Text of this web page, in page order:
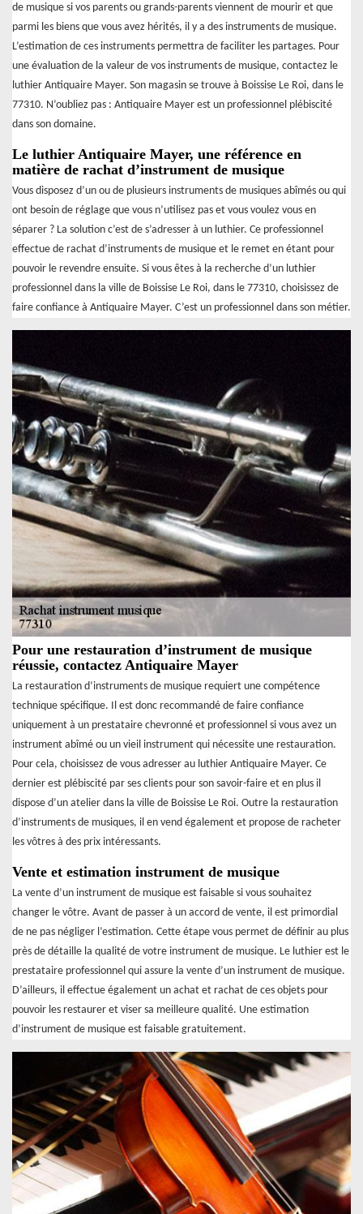
de musique si vos parents ou grands-parents viennent de mourir et que
parmi les biens que vous avez hérités, il y a des instruments de musique.
L’estimation de ces instruments permettra de faciliter les partages. Pour
une évaluation de la valeur de vos instruments de musique, contactez le
luthier Antiquaire Mayer. Son magasin se trouve à Boissise Le Roi, dans le
77310. N’oubliez pas : Antiquaire Mayer est un professionnel plébiscité
dans son domaine.
Le luthier Antiquaire Mayer, une référence en
matière de rachat d’instrument de musique
Vous disposez d’un ou de plusieurs instruments de musiques abîmés ou qui
ont besoin de réglage que vous n’utilisez pas et vous voulez vous en
séparer ? La solution c’est de s’adresser à un luthier. Ce professionnel
effectue de rachat d’instruments de musique et le remet en étant pour
pouvoir le revendre ensuite. Si vous êtes à la recherche d’un luthier
professionnel dans la ville de Boissise Le Roi, dans le 77310, choisissez de
faire confiance à Antiquaire Mayer. C’est un professionnel dans son métier.
Pour une restauration d’instrument de musique
réussie, contactez Antiquaire Mayer
La restauration d’instruments de musique requiert une compétence
technique spécifique. Il est donc recommandé de faire confiance
uniquement à un prestataire chevronné et professionnel si vous avez un
instrument abîmé ou un vieil instrument qui nécessite une restauration.
Pour cela, choisissez de vous adresser au luthier Antiquaire Mayer. Ce
dernier est plébiscité par ses clients pour son savoir-faire et en plus il
dispose d’un atelier dans la ville de Boissise Le Roi. Outre la restauration
d’instruments de musiques, il en vend également et propose de racheter
les vôtres à des prix intéressants.
Vente et estimation instrument de musique
La vente d’un instrument de musique est faisable si vous souhaitez
changer le vôtre. Avant de passer à un accord de vente, il est primordial
de ne pas négliger l’estimation. Cette étape vous permet de définir au plus
près de détaille la qualité de votre instrument de musique. Le luthier est le
prestataire professionnel qui assure la vente d’un instrument de musique.
D’ailleurs, il effectue également un achat et rachat de ces objets pour
pouvoir les restaurer et viser sa meilleure qualité. Une estimation
d’instrument de musique est faisable gratuitement.